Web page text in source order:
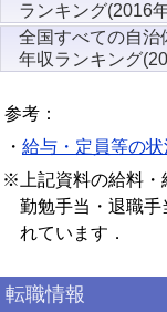
ランキング(2016
全国すべての自治
年収ランキング
参考：
・ 給与・定員等の
※上記資料の給料・
勤勉手当・退職手
れています．
転職情報